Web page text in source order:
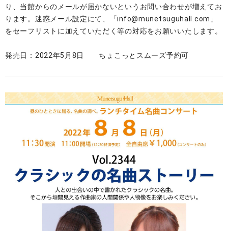
り、当館からのメールが届かないというお問い合わせが増えてお
ります。迷惑メール設定にて、「info@munetsuguhall.com」
をセーフリストに加えていただく等の対応をお願いいたします。
発売日：2022年5月8日 ちょこっとスムーズ予約可